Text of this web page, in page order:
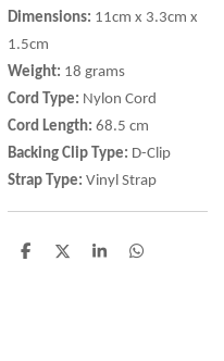
Dimensions: 11cm x 3.3cm x
1.5cm
Weight: 18 grams
Cord Type: Nylon Cord
Cord Length: 68.5 cm
Backing Clip Type: D-Clip
Strap Type: Vinyl Strap
D
D
S
D